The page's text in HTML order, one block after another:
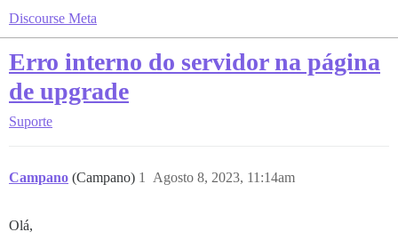
Discourse Meta
Erro interno do servidor na página
de upgrade
Suporte
Campano (Campano) Agosto 8, 2023, 11:14am
1
Olá,